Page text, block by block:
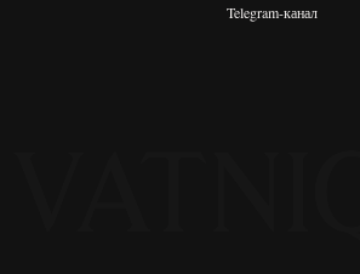
Telegram-канал